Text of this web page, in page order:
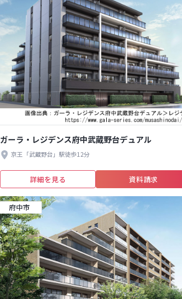
ガーラ・レジデンス府中武蔵野台デュアル
京王「武蔵野台」駅徒歩12分
詳細を見る 資料請求
府中市